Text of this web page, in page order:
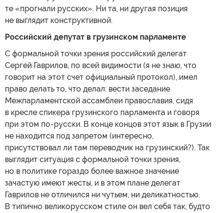
те «прогнали русских». Ни та, ни другая позиция
не выглядит конструктивной.
Российский депутат в грузинском парламенте
С формальной точки зрения российский делегат
Сергей Гаврилов, по всей видимости (я не знаю, что
говорит на этот счет официальный протокол), имел
право делать то, что делал: вести заседание
Межпарламентской ассамблеи православия, сидя
в кресле спикера грузинского парламента и говоря
при этом по-русски. В конце концов этот язык в Грузии
не находится под запретом (интересно,
присутствовал ли там переводчик на грузинский?). Так
выглядит ситуация с формальной точки зрения,
но в политике гораздо более важное значение
зачастую имеют жесты, и в этом плане делегат
Гаврилов не отличился ни чутьем, ни деликатностью.
В типично великорусском стиле он вел себя так, будто